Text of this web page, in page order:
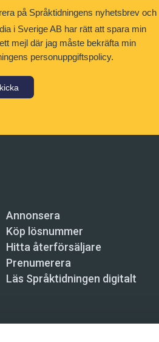
på Språktidningens nyhetsbrev och
i Sverige AB har rätt att spara min
mejl där jag måste bekräfta min
personuppgiftspolicy.
Annonsera
Köp lösnummer
Hitta återförsäljare
Prenumerera
Läs Språktidningen digitalt